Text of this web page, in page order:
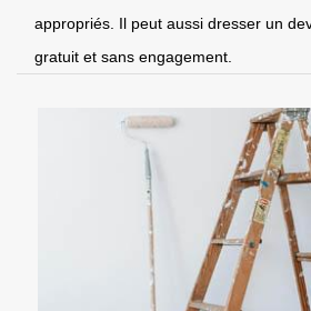
appropriés. Il peut aussi dresser un
gratuit et sans engagement.